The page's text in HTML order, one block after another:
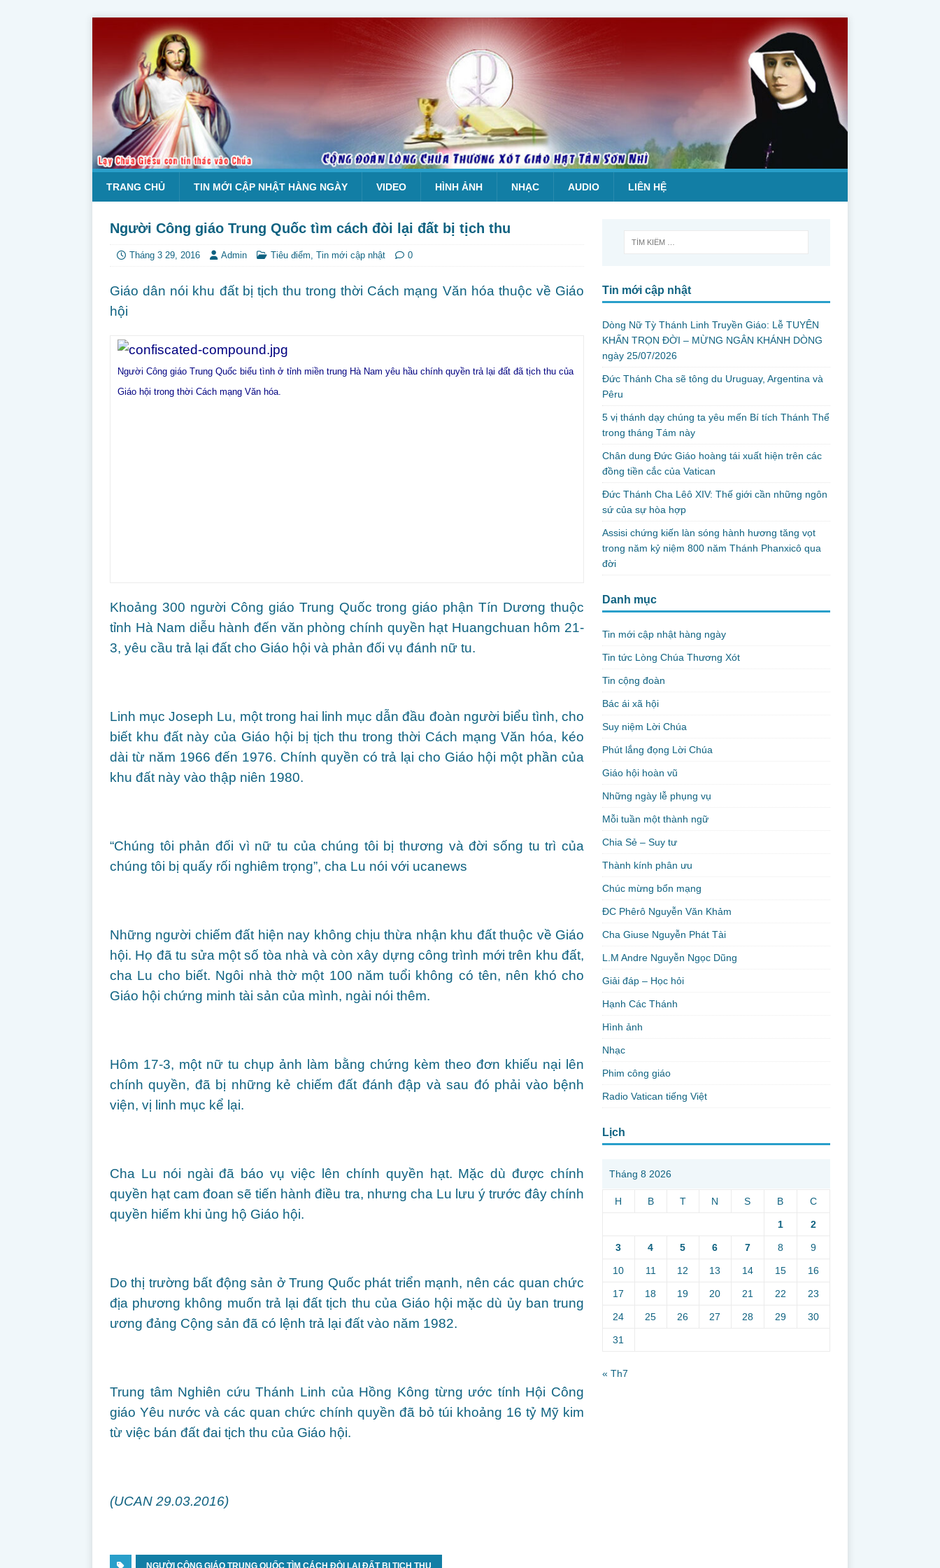
TRANG CHỦ TIN MỚI CẬP NHẬT HÀNG NGÀY VIDEO HÌNH ẢNH NHẠC AUDIO LIÊN HỆ
Người Công giáo Trung Quốc tìm cách đòi lại đất bị tịch thu
Tháng 3 29, 2016 Admin Tiêu điểm, Tin mới cập nhật 0
Giáo dân nói khu đất bị tịch thu trong thời Cách mạng Văn hóa thuộc về Giáo
hội
Người Công giáo Trung Quốc biểu tình ở tỉnh miền trung Hà Nam yêu hầu chính quyền trả lại đất đã tịch thu của
Giáo hội trong thời Cách mạng Văn hóa.
Khoảng 300 người Công giáo Trung Quốc trong giáo phận Tín Dương thuộc
tỉnh Hà Nam diễu hành đến văn phòng chính quyền hạt Huangchuan hôm 21-
3, yêu cầu trả lại đất cho Giáo hội và phản đối vụ đánh nữ tu.
Linh mục Joseph Lu, một trong hai linh mục dẫn đầu đoàn người biểu tình, cho
biết khu đất này của Giáo hội bị tịch thu trong thời Cách mạng Văn hóa, kéo
dài từ năm 1966 đến 1976. Chính quyền có trả lại cho Giáo hội một phần của
khu đất này vào thập niên 1980.
“Chúng tôi phản đối vì nữ tu của chúng tôi bị thương và đời sống tu trì của
chúng tôi bị quấy rối nghiêm trọng”, cha Lu nói với ucanews
Những người chiếm đất hiện nay không chịu thừa nhận khu đất thuộc về Giáo
hội. Họ đã tu sửa một số tòa nhà và còn xây dựng công trình mới trên khu đất,
cha Lu cho biết. Ngôi nhà thờ một 100 năm tuổi không có tên, nên khó cho
Giáo hội chứng minh tài sản của mình, ngài nói thêm.
Hôm 17-3, một nữ tu chụp ảnh làm bằng chứng kèm theo đơn khiếu nại lên
chính quyền, đã bị những kẻ chiếm đất đánh đập và sau đó phải vào bệnh
viện, vị linh mục kể lại.
Cha Lu nói ngài đã báo vụ việc lên chính quyền hạt. Mặc dù được chính
quyền hạt cam đoan sẽ tiến hành điều tra, nhưng cha Lu lưu ý trước đây chính
quyền hiếm khi ủng hộ Giáo hội.
Do thị trường bất động sản ở Trung Quốc phát triển mạnh, nên các quan chức
địa phương không muốn trả lại đất tịch thu của Giáo hội mặc dù ủy ban trung
ương đảng Cộng sản đã có lệnh trả lại đất vào năm 1982.
Trung tâm Nghiên cứu Thánh Linh của Hồng Kông từng ước tính Hội Công
giáo Yêu nước và các quan chức chính quyền đã bỏ túi khoảng 16 tỷ Mỹ kim
từ việc bán đất đai tịch thu của Giáo hội.
(UCAN 29.03.2016)
NGƯỜI CÔNG GIÁO TRUNG QUỐC TÌM CÁCH ĐÒI LẠI ĐẤT BỊ TỊCH THU
Tin mới cập nhật
Dòng Nữ Tỳ Thánh Linh Truyền Giáo: Lễ TUYÊN
KHẤN TRỌN ĐỜI – MỪNG NGÂN KHÁNH DÒNG
ngày 25/07/2026
Đức Thánh Cha sẽ tông du Uruguay, Argentina và
Pêru
5 vị thánh dạy chúng ta yêu mến Bí tích Thánh Thể
trong tháng Tám này
Chân dung Đức Giáo hoàng tái xuất hiện trên các
đồng tiền cắc của Vatican
Đức Thánh Cha Lêô XIV: Thế giới cần những ngôn
sứ của sự hòa hợp
Assisi chứng kiến làn sóng hành hương tăng vọt
trong năm kỷ niệm 800 năm Thánh Phanxicô qua
đời
Danh mục
Tin mới cập nhật hàng ngày
Tin tức Lòng Chúa Thương Xót
Tin cộng đoàn
Bác ái xã hội
Suy niệm Lời Chúa
Phút lắng đọng Lời Chúa
Giáo hội hoàn vũ
Những ngày lễ phụng vụ
Mỗi tuần một thành ngữ
Chia Sẻ – Suy tư
Thành kính phân ưu
Chúc mừng bổn mạng
ĐC Phêrô Nguyễn Văn Khảm
Cha Giuse Nguyễn Phát Tài
L.M Andre Nguyễn Ngọc Dũng
Giải đáp – Học hỏi
Hạnh Các Thánh
Hình ảnh
Nhạc
Phim công giáo
Radio Vatican tiếng Việt
Lịch
Tháng 8 2026
H B T N S B C
1 2
3 4 5 6 7 8 9
10 11 12 13 14 15 16
17 18 19 20 21 22 23
24 25 26 27 28 29 30
31
« Th7